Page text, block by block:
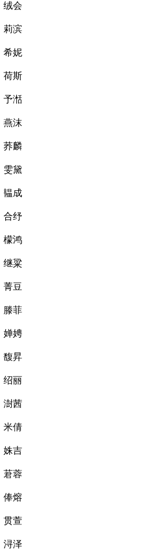
绒会
莉滨
希妮
荷斯
予湉
燕沫
荞麟
雯黛
韫成
合纾
檬鸿
继粱
菁豆
滕菲
婵娉
馥昇
绍丽
澍茜
米倩
姝吉
莙蓉
俸熔
贯萱
浔泽